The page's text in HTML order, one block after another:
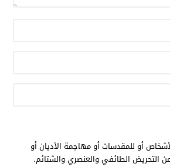
أو للمقدسات أو مهاجمة الأديان أو
عن التحريض الطائفي والعنصري والشتائم.